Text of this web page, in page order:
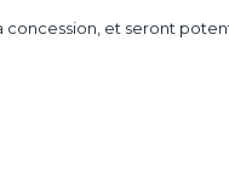
concession, et seront